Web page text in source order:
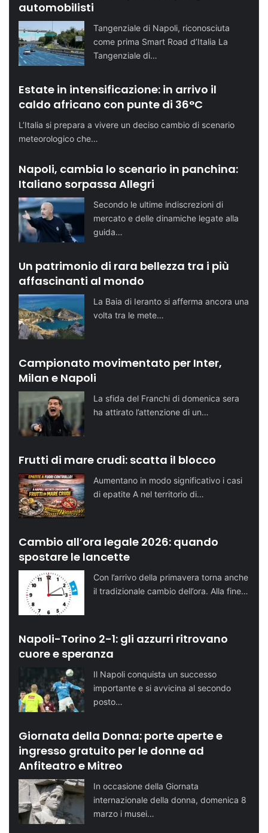
automobilisti
Tangenziale di Napoli, riconosciuta
come prima Smart Road d’Italia La
Tangenziale di…
Estate in intensificazione: in arrivo il
caldo africano con punte di 36°C
L’Italia si prepara a vivere un deciso cambio di scenario
meteorologico che…
Napoli, cambia lo scenario in panchina:
Italiano sorpassa Allegri
Secondo le ultime indiscrezioni di
mercato e delle dinamiche legate alla
guida…
Un patrimonio di rara bellezza tra i più
affascinanti al mondo
La Baia di Ieranto si afferma ancora una
volta tra le mete…
Campionato movimentato per Inter,
Milan e Napoli
La sfida del Franchi di domenica sera
ha attirato l’attenzione di un…
Frutti di mare crudi: scatta il blocco
Aumentano in modo significativo i casi
di epatite A nel territorio di…
Cambio all’ora legale 2026: quando
spostare le lancette
Con l’arrivo della primavera torna anche
il tradizionale cambio dell’ora. Alla fine…
Napoli-Torino 2-1: gli azzurri ritrovano
cuore e speranza
Il Napoli conquista un successo
importante e si avvicina al secondo
posto…
Giornata della Donna: porte aperte e
ingresso gratuito per le donne ad
Anfiteatro e Mitreo
In occasione della Giornata
internazionale della donna, domenica 8
marzo i musei…